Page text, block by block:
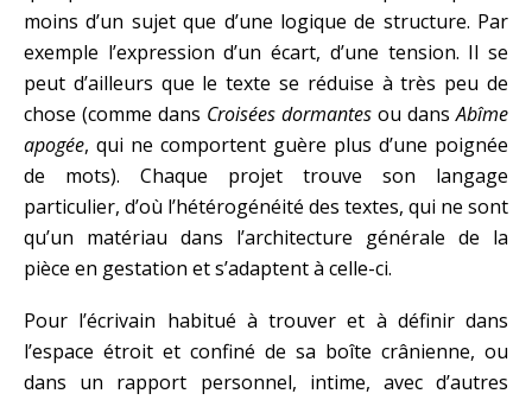
moins d’un sujet que d’une logique de structure. Par
exemple l’expression d’un écart, d’une tension. Il se
peut d’ailleurs que le texte se réduise à très peu de
chose (comme dans Croisées dormantes ou dansAbîme
apogée, qui ne comportent guère plus d’une poignée
de mots). Chaque projet trouve son langage
particulier, d’où l’hétérogénéité des textes, qui ne sont
qu’un matériau dans l’architecture générale de la
pièce en gestation et s’adaptent à celle-ci.
Pour l’écrivain habitué à trouver et à définir dans
l’espace étroit et confiné de sa boîte crânienne, ou
dans un rapport personnel, intime, avec d’autres